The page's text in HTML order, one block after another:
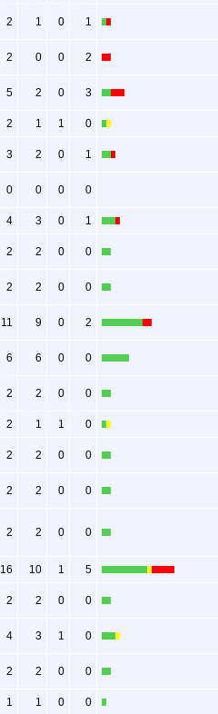
2 1 0 1
2 0 0 2
5 2 0 3
2 1 1
0
3 2 0 1
0 0 0 0
4 3 0
1
2 2 0 0
2 2 0 0
11 9 0 2
6 6 0 0
2 2 0 0
2 1 1
0
2 2 0 0
2 2 0 0
2 2 0 0
16 10 1
5
2 2 0 0
4 3 1 0
2 2 0 0
1 1 0 0